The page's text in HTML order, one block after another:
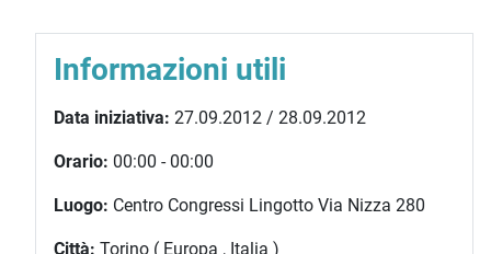
Informazioni utili
Data iniziativa: 27.09.2012 / 28.09.2012
Orario: 00:00 - 00:00
Luogo: Centro Congressi Lingotto Via Nizza 280
Città: Torino ( Europa , Italia )